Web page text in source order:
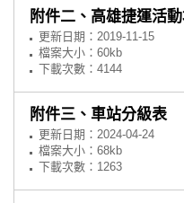
附件二、高雄捷運活
更新日期： 2019-11-15
檔案大小：60kb
下載次數：4144
附件三、車站分級表
更新日期： 2024-04-24
檔案大小：68kb
下載次數：1263